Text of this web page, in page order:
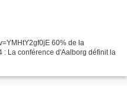
60% de la
La conférence d'Aalborg définit la